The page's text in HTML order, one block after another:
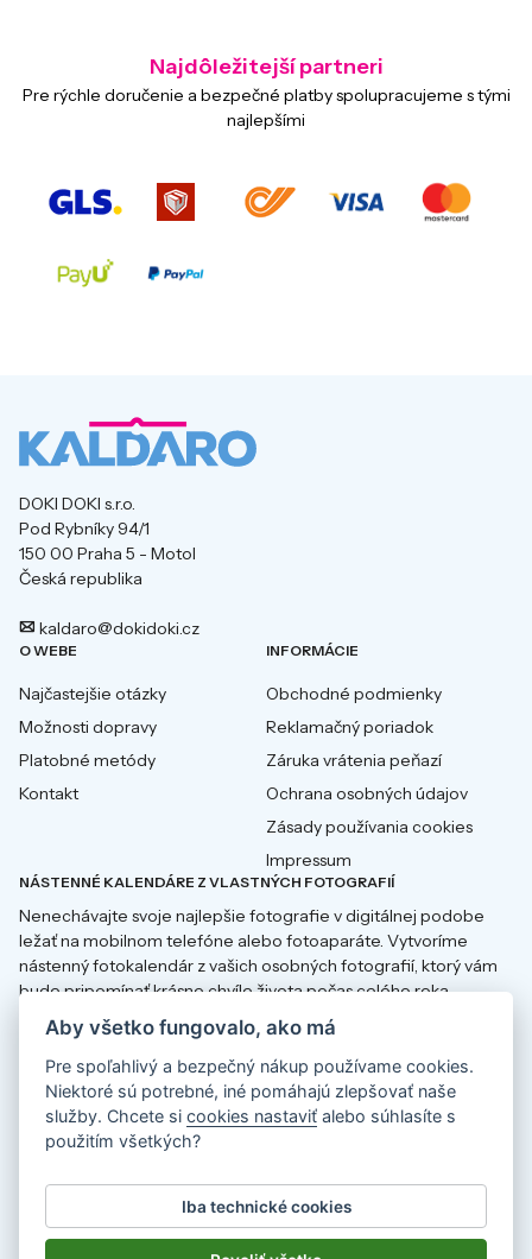
Najdôležitejší partneri
Pre rýchle doručenie a bezpečné platby spolupracujeme s tými
najlepšími
DOKI DOKI s.r.o.
Pod Rybníky 94/1
150 00 Praha 5 - Motol
Česká republika
kaldaro@dokidoki.cz
O WEBE
Najčastejšie otázky
Možnosti dopravy
Platobné metódy
Kontakt
INFORMÁCIE
Obchodné podmienky
Reklamačný poriadok
Záruka vrátenia peňazí
Ochrana osobných údajov
Zásady používania cookies
Impressum
NÁSTENNÉ KALENDÁRE Z VLASTNÝCH FOTOGRAFIÍ
Nenechávajte svoje najlepšie fotografie v digitálnej podobe
ležať na mobilnom telefóne alebo fotoaparáte. Vytvoríme
nástenný fotokalendár z vašich osobných fotografií, ktorý vám
bude pripomínať krásne chvíle života počas celého roka.
Fotokalendáře Fotokalender
Fotokalendáre Fotokalendarze
Aby všetko fungovalo, ako má
Pre spoľahlivý a bezpečný nákup používame cookies.
Niektoré sú potrebné, iné pomáhajú zlepšovať naše
služby. Chcete sicookies nastaviť alebo súhlasíte s
použitím všetkých?
Iba technické cookies